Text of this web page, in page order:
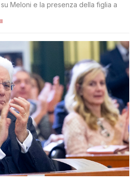
Meloni e la presenza della figlia a